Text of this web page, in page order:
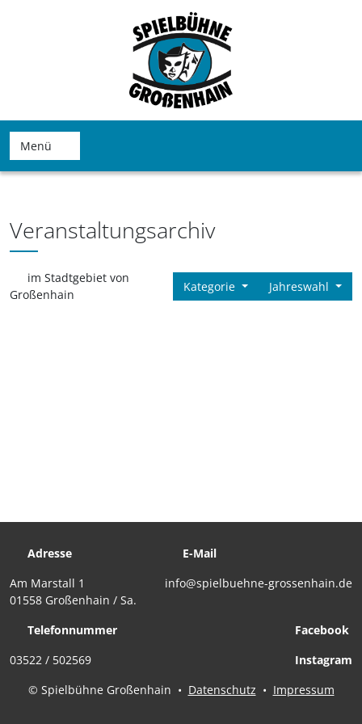
Menü
Veranstaltungsarchiv
im Stadtgebiet von
Großenhain
Kategorie Jahreswahl
Adresse
Am Marstall 1
01558 Großenhain / Sa.
E-Mail
info@spielbuehne-grossenhain.de
Telefonnummer
03522 / 502569
Facebook
Instagram
© Spielbühne Großenhain • Datenschutz • Impressum